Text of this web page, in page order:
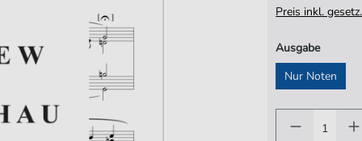
Preis inkl.
Ausgabe
Nur Noten